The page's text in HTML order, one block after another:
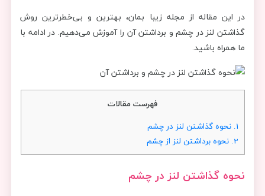
در این مقاله از مجله زیبا بمان، بهترین و بی‌خطرترین روش
گذاشتن لنز در چشم و برداشتن آن را آموزش می‌دهیم. در ادامه با
ما همراه باشید.
فهرست مقالات
1. نحوه گذاشتن لنز در چشم
2. نحوه برداشتن لنز از چشم
نحوه گذاشتن لنز در چشم